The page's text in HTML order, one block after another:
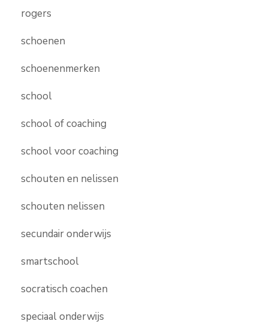
rogers
schoenen
schoenenmerken
school
school of coaching
school voor coaching
schouten en nelissen
schouten nelissen
secundair onderwijs
smartschool
socratisch coachen
speciaal onderwijs